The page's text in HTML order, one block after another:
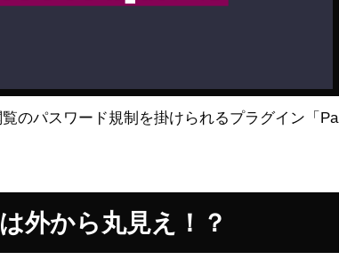
のパスワード規制を掛けられるプラグイン「Pa
外から丸見え！？